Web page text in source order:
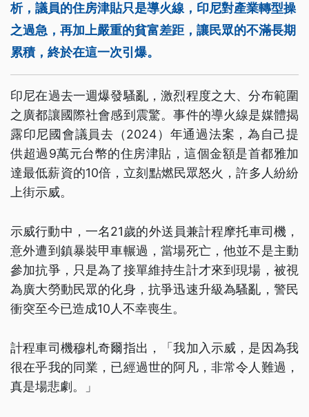
析，議員的住房津貼只是導火線，印尼對產業轉型操
之過急，再加上嚴重的貧富差距，讓民眾的不滿長期
累積，終於在這一次引爆。
印尼在過去一週爆發騷亂，激烈程度之大、分布範圍
之廣都讓國際社會感到震驚。事件的導火線是媒體揭
露印尼國會議員去（2024）年通過法案，為自己提
供超過9萬元台幣的住房津貼，這個金額是首都雅加
達最低薪資的10倍，立刻點燃民眾怒火，許多人紛紛
上街示威。
示威行動中，一名21歲的外送員兼計程摩托車司機，
意外遭到鎮暴裝甲車輾過，當場死亡，他並不是主動
參加抗爭，只是為了接單維持生計才來到現場，被視
為廣大勞動民眾的化身，抗爭迅速升級為騷亂，警民
衝突至今已造成10人不幸喪生。
計程車司機穆札奇爾指出，「我加入示威，是因為我
很在乎我的同業，已經過世的阿凡，非常令人難過，
真是場悲劇。」